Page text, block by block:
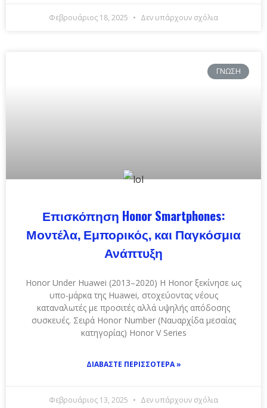
Φεβρουάριος 18, 2025 Δεν υπάρχουν σχόλια
ΓΝΏΣΗ
Επισκόπηση Honor Smartphones:
Μοντέλα, Εμπορικός, και Παγκόσμια
Ανάπτυξη
Honor Under Huawei (2013–2020) Η Honor ξεκίνησε ως
υπο-μάρκα της Huawei, στοχεύοντας νέους
καταναλωτές με προσιτές αλλά υψηλής απόδοσης
συσκευές. Σειρά Honor Number (Ναυαρχίδα μεσαίας
κατηγορίας) Honor V Series
ΔΙΑΒΆΣΤΕ ΠΕΡΙΣΣΌΤΕΡΑ »
Φεβρουάριος 13, 2025 Δεν υπάρχουν σχόλια